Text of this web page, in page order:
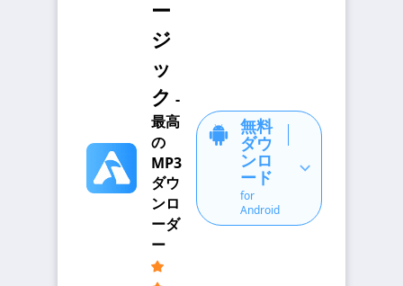
ー
ジ
ッ
ク -
最高
の
MP3
ダウ
ンロ
ーダ
ー
無料
ダウ
ンロ
ード
for
Android